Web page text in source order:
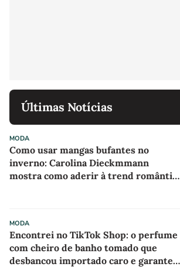
Últimas Notícias
MODA
Como usar mangas bufantes no
inverno: Carolina Dieckmmann
mostra como aderir à trend romântica
MODA
Encontrei no TikTok Shop: o perfume
com cheiro de banho tomado que
desbancou importado caro e garante